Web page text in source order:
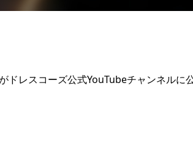
ドレスコーズ公式YouTubeチャンネルに